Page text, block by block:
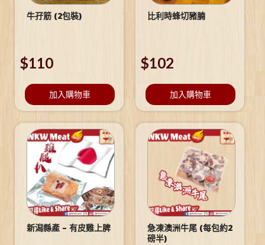
牛孖筋 (2包裝)
$110
加入購物車
比利時蜂切豬腩
$102
加入購物車
新潟縣產 – 有皮雞上脾
急凍澳洲牛尾 (每包約2
磅半)